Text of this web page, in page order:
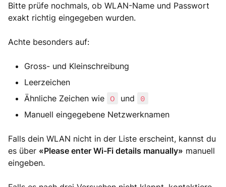
Bitte prüfe nochmals, ob WLAN-Name und Passwort
exakt richtig eingegeben wurden.
Achte besonders auf:
Gross- und Kleinschreibung
Leerzeichen
Ähnliche Zeichen wie O und
0
Manuell eingegebene Netzwerknamen
Falls dein WLAN nicht in der Liste erscheint, kannst du
es über «Please enter Wi-Fi details manually» manuell
eingeben.